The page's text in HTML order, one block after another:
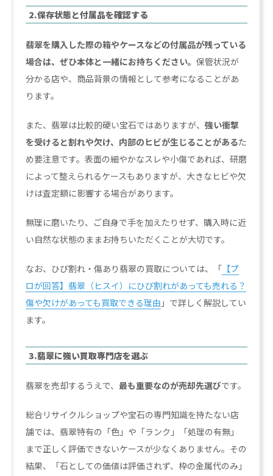
2.保存状態と付属品を確認する
翡翠を購入した際の箱やケースなどの付属品が残っている
場合は、ぜひ本体と一緒にお持ちください。保管状況が
分かる店や、商品背景の情報として参考になることがあ
ります。
また、翡翠は比較的硬い宝石ではありますが、強い衝撃
を受けると割れや欠け、内部のヒビが生じることがあるた
め要注意です。表面の細やかなスレや小傷であれば、研磨
によって整えられるケースもありますが、大きなヒビや欠
けは査定額に影響する場合があります。
無理に磨いたり、ご自身で手を加えたりせず、購入時に近
い自然な状態のままお持ちいただくことが大切です。
なお、ひび割れ・傷あり翡翠の買取については、「 【プ
ロが回答】翡翠（ヒスイ）にひび割れがあっても売れる？
傷や欠けがあっても買取できる理由 」で詳しく解説してい
ます。
3.翡翠に強い買取専門店を選ぶ
翡翠を売却するうえで、最も重要なのが売却先選びです。
総合リサイクルショップや宝石の専門知識を持たない店
舗では、翡翠特有の「色」や「ランク」「処理の有無」
まで正しく評価できないケースが少なくありません。その
結果、「石としての価値は評価されず、枠の金属代のみ」